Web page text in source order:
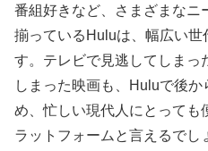
番組好きなど、さまざまなニ
揃っているHuluは、幅広い世
す。テレビで見逃してしまっ
しまった映画も、Huluで後
め、忙しい現代人にとっても
ラットフォームと言えるでし